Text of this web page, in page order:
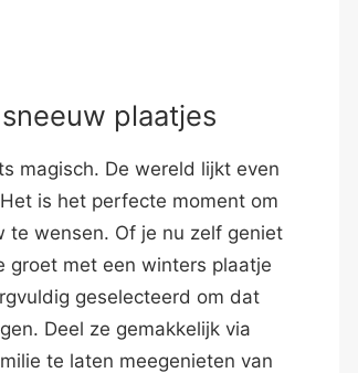
plaatjes
magisch. De wereld lijkt even
is het perfecte moment om
te wensen. Of je nu zelf geniet
groet met een winters plaatje
geselecteerd om dat
Deel ze gemakkelijk via
te laten meegenieten van